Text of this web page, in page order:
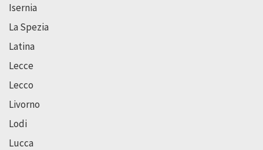
Isernia
La Spezia
Latina
Lecce
Lecco
Livorno
Lodi
Lucca